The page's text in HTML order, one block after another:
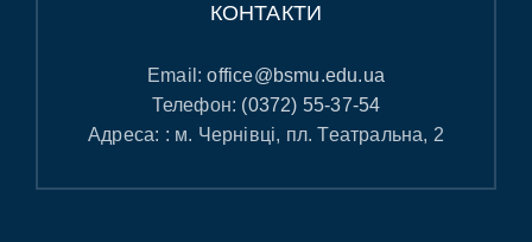
КОНТАКТИ
Email:office@bsmu.edu.ua
Телефон: (0372) 55-37-54
Адреса: : м. Чернівці, пл. Театральна, 2